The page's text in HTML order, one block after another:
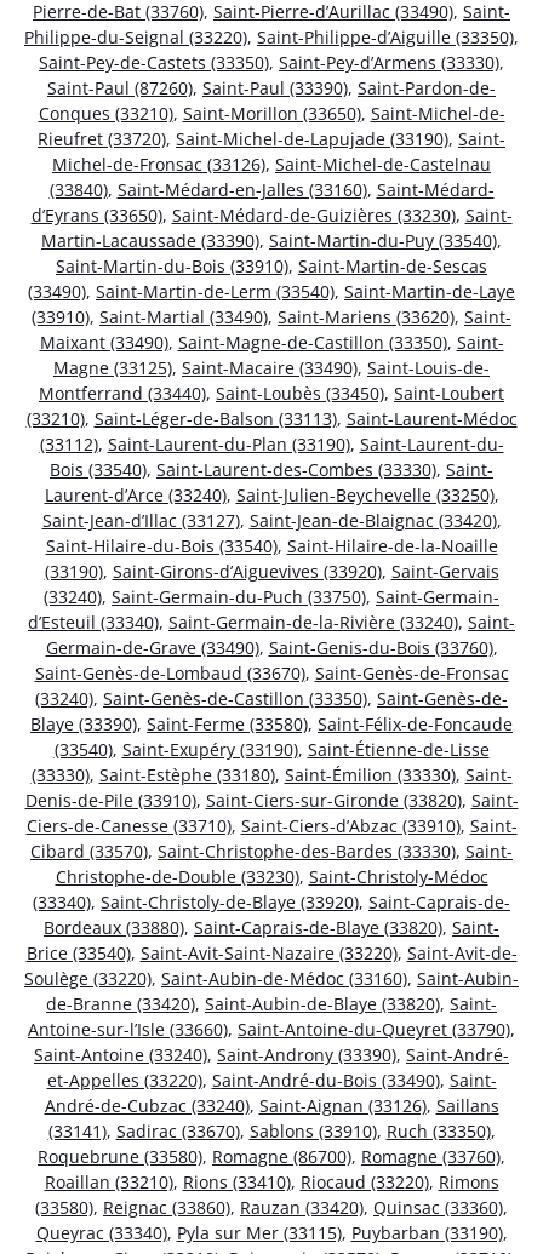
Pierre-de-Bat (33760), Saint-Pierre-d’Aurillac (33490), Saint-
Philippe-du-Seignal (33220), Saint-Philippe-d’Aiguille (33350),
Saint-Pey-de-Castets (33350), Saint-Pey-d’Armens (33330),
Saint-Paul (87260), Saint-Paul (33390), Saint-Pardon-de-
Conques (33210), Saint-Morillon (33650), Saint-Michel-de-
Rieufret (33720), Saint-Michel-de-Lapujade (33190), Saint-
Michel-de-Fronsac (33126), Saint-Michel-de-Castelnau
(33840), Saint-Médard-en-Jalles (33160), Saint-Médard-
d’Eyrans (33650), Saint-Médard-de-Guizières (33230), Saint-
Martin-Lacaussade (33390), Saint-Martin-du-Puy (33540),
Saint-Martin-du-Bois (33910), Saint-Martin-de-Sescas
(33490), Saint-Martin-de-Lerm (33540), Saint-Martin-de-Laye
(33910), Saint-Martial (33490), Saint-Mariens (33620), Saint-
Maixant (33490), Saint-Magne-de-Castillon (33350), Saint-
Magne (33125), Saint-Macaire (33490), Saint-Louis-de-
Montferrand (33440), Saint-Loubès (33450), Saint-Loubert
(33210), Saint-Léger-de-Balson (33113), Saint-Laurent-Médoc
(33112), Saint-Laurent-du-Plan (33190), Saint-Laurent-du-
Bois (33540), Saint-Laurent-des-Combes (33330), Saint-
Laurent-d’Arce (33240), Saint-Julien-Beychevelle (33250),
Saint-Jean-d’Illac (33127), Saint-Jean-de-Blaignac (33420),
Saint-Hilaire-du-Bois (33540), Saint-Hilaire-de-la-Noaille
(33190), Saint-Girons-d’Aiguevives (33920), Saint-Gervais
(33240), Saint-Germain-du-Puch (33750), Saint-Germain-
d’Esteuil (33340), Saint-Germain-de-la-Rivière (33240), Saint-
Germain-de-Grave (33490), Saint-Genis-du-Bois (33760),
Saint-Genès-de-Lombaud (33670), Saint-Genès-de-Fronsac
(33240), Saint-Genès-de-Castillon (33350), Saint-Genès-de-
Blaye (33390), Saint-Ferme (33580), Saint-Félix-de-Foncaude
(33540), Saint-Exupéry (33190), Saint-Étienne-de-Lisse
(33330), Saint-Estèphe (33180), Saint-Émilion (33330), Saint-
Denis-de-Pile (33910), Saint-Ciers-sur-Gironde (33820), Saint-
Ciers-de-Canesse (33710), Saint-Ciers-d’Abzac (33910), Saint-
Cibard (33570), Saint-Christophe-des-Bardes (33330), Saint-
Christophe-de-Double (33230), Saint-Christoly-Médoc
(33340), Saint-Christoly-de-Blaye (33920), Saint-Caprais-de-
Bordeaux (33880), Saint-Caprais-de-Blaye (33820), Saint-
Brice (33540), Saint-Avit-Saint-Nazaire (33220), Saint-Avit-de-
Soulège (33220), Saint-Aubin-de-Médoc (33160), Saint-Aubin-
de-Branne (33420), Saint-Aubin-de-Blaye (33820), Saint-
Antoine-sur-l’Isle (33660), Saint-Antoine-du-Queyret (33790),
Saint-Antoine (33240), Saint-Androny (33390), Saint-André-
et-Appelles (33220), Saint-André-du-Bois (33490), Saint-
André-de-Cubzac (33240), Saint-Aignan (33126), Saillans
(33141), Sadirac (33670), Sablons (33910), Ruch (33350),
Roquebrune (33580), Romagne (86700), Romagne (33760),
Roaillan (33210), Rions (33410), Riocaud (33220), Rimons
(33580), Reignac (33860), Rauzan (33420), Quinsac (33360),
Queyrac (33340), Pyla sur Mer (33115), Puybarban (33190),